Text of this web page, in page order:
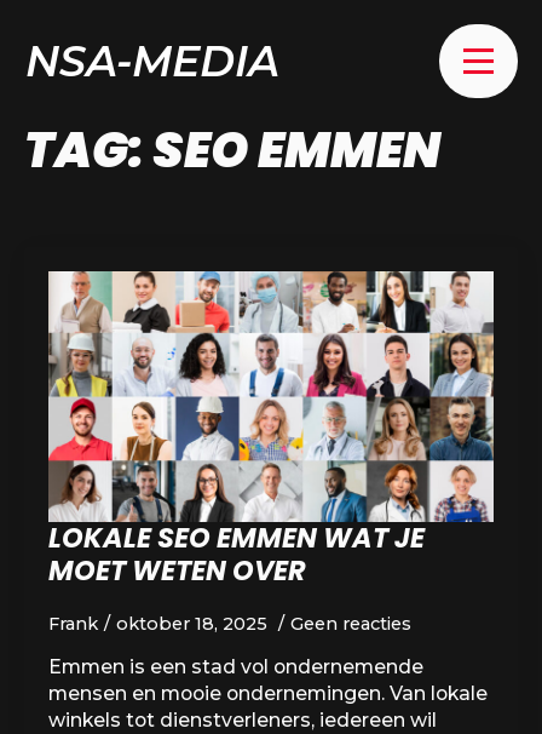
NSA-MEDIA
TAG:SEO EMMEN
LOKALE SEO EMMEN WAT JE
MOET WETEN OVER
Frank oktober 18, 2025 Geen reacties
Emmen is een stad vol ondernemende
mensen en mooie ondernemingen. Van lokale
winkels tot dienstverleners, iedereen wil